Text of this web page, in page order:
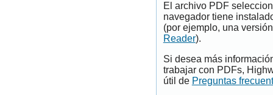
El archivo PDF
navegador tiene
(por ejemplo, una
Reader).
Si desea más
trabajar con PDFs,
útil de Preguntas